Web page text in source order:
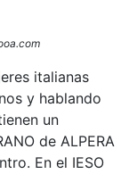
italianas
y hablando
un
de ALPERA
En el IESO